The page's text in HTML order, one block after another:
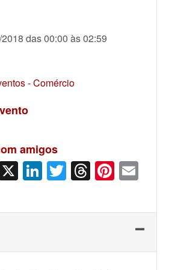
das 00:00 às 02:59
- Comércio
amigos
X LinkedIn
Twitter
Threads